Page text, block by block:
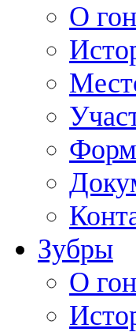
О
Зубры
О